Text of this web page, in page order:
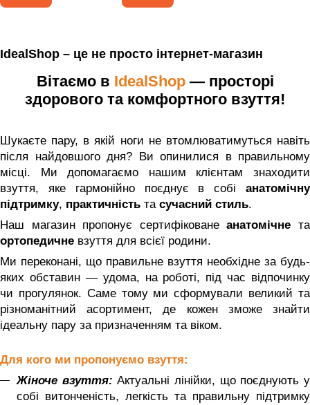
IdealShop – це не просто інтернет-магазин
Вітаємо в IdealShop— просторі
здорового та комфортного взуття!
Шукаєте пару, в якій ноги не втомлюватимуться навіть
після найдовшого дня? Ви опинилися в правильному
місці. Ми допомагаємо нашим клієнтам знаходити
взуття, яке гармонійно поєднує в собі анатомічну
підтримку, практичність та сучасний стиль.
Наш магазин пропонує сертифікованеанатомічне та
ортопедичне взуття для всієї родини.
Ми переконані, що правильне взуття необхідне за будь-
яких обставин — удома, на роботі, під час відпочинку
чи прогулянок. Саме тому ми сформували великий та
різноманітний асортимент, де кожен зможе знайти
ідеальну пару за призначенням та віком.
Для кого ми пропонуємо взуття:
Жіноче взуття: Актуальні лінійки, що поєднують у
собі витонченість, легкість та правильну підтримку